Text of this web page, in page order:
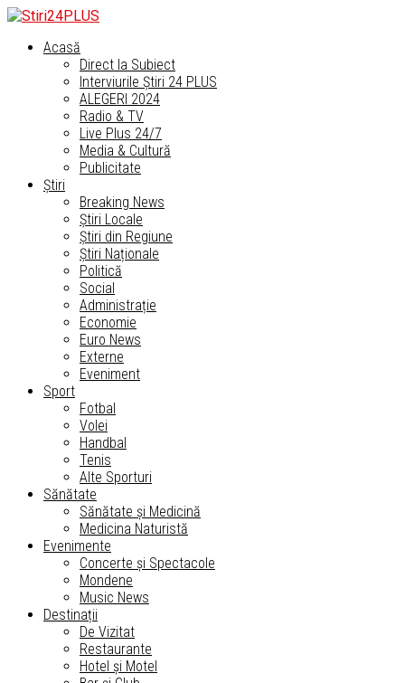
Acasă
Direct la Subiect
Interviurile Știri 24 PLUS
ALEGERI 2024
Radio & TV
Live Plus 24/7
Media & Cultură
Publicitate
Știri
Breaking News
Știri Locale
Știri din Regiune
Știri Naționale
Politică
Social
Administrație
Economie
Euro News
Externe
Eveniment
Sport
Fotbal
Volei
Handbal
Tenis
Alte Sporturi
Sănătate
Sănătate și Medicină
Medicina Naturistă
Evenimente
Concerte și Spectacole
Mondene
Music News
Destinații
De Vizitat
Restaurante
Hotel și Motel